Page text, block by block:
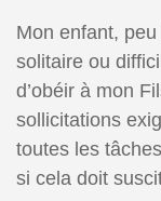
Mon enfant,
solitaire ou
d’obéir à mon
sollicitations
toutes les
si cela doit